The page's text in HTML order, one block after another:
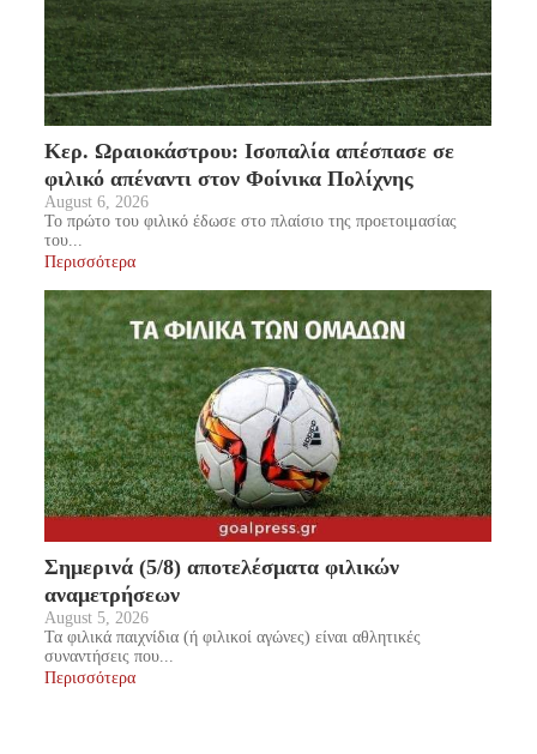
Κερ. Ωραιοκάστρου: Ισοπαλία απέσπασε σε
φιλικό απέναντι στον Φοίνικα Πολίχνης
August 6, 2026
Το πρώτο του φιλικό έδωσε στο πλαίσιο της προετοιμασίας
του...
Περισσότερα
Σημερινά (5/8) αποτελέσματα φιλικών
αναμετρήσεων
August 5, 2026
Τα φιλικά παιχνίδια (ή φιλικοί αγώνες) είναι αθλητικές
συναντήσεις που...
Περισσότερα